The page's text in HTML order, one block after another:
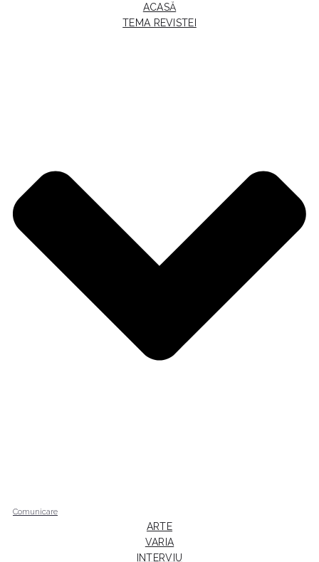
ACASĂ
TEMA REVISTEI
Comunicare
ARTE
VARIA
INTERVIU